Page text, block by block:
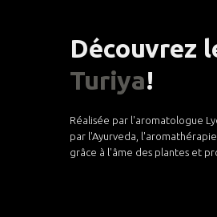
Découvrez
Turiya!
Réalisée par l'aromatologue
par l'Ayurveda,
grâce à l'âme des plantes et